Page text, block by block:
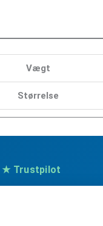
Vægt
Størrelse
★ Trustpilot